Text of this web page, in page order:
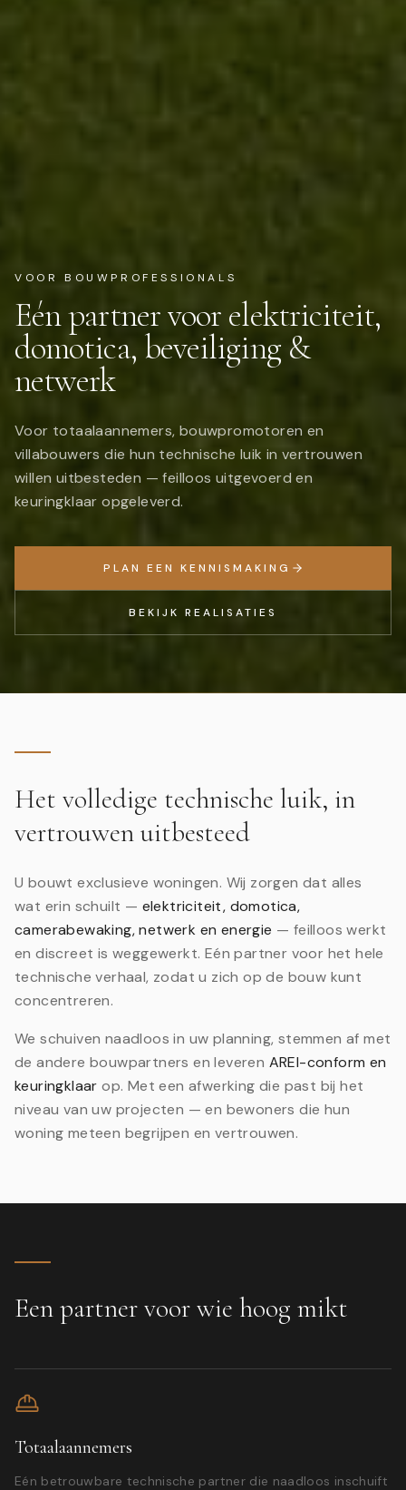
VOOR BOUWPROFESSIONALS
Eén partner voor elektriciteit,
domotica, beveiliging &
netwerk
Voor totaalaannemers, bouwpromotoren en
villabouwers die hun technische luik in vertrouwen
willen uitbesteden — feilloos uitgevoerd en
keuringklaar opgeleverd.
PLAN EEN KENNISMAKING
BEKIJK REALISATIES
Het volledige technische luik, in
vertrouwen uitbesteed
U bouwt exclusieve woningen. Wij zorgen dat alles
wat erin schuilt — elektriciteit, domotica,
camerabewaking, netwerk en energie — feilloos werkt
en discreet is weggewerkt. Eén partner voor het hele
technische verhaal, zodat u zich op de bouw kunt
concentreren.
We schuiven naadloos in uw planning, stemmen af met
de andere bouwpartners en leveren AREI-conform en
keuringklaar op. Met een afwerking die past bij het
niveau van uw projecten — en bewoners die hun
woning meteen begrijpen en vertrouwen.
Een partner voor wie hoog mikt
Totaalaannemers
Eén betrouwbare technische partner die naadloos inschuift